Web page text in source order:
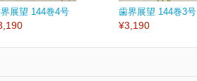
展望 144巻4号 歯界展望 144巻3号
¥3,190